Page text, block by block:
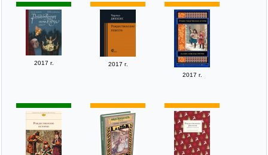
2017 г.
2017 г.
2017 г.